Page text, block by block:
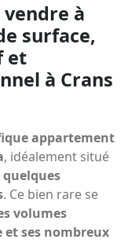
à
surface,
et
à Crans
appartement
, idéalement situé
. Ce bien rare se
volumes
ses nombreux